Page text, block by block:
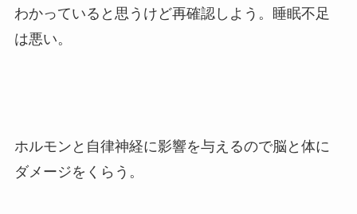
わかっていると思うけど再確認しよう。睡眠不足
は悪い。
ホルモンと自律神経に影響を与えるので脳と体に
ダメージをくらう。